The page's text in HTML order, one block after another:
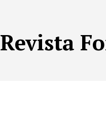
Revista